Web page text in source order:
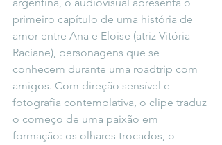
primeiro capítulo de uma história de
amor entre Ana e Eloise (atriz Vitória
Raciane), personagens que se
conhecem durante uma roadtrip com
amigos. Com direção sensível e
fotografia contemplativa, o clipe traduz
o começo de uma paixão em
formação: os olhares trocados, o